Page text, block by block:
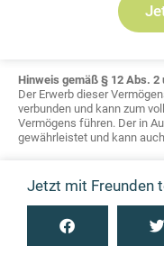
Hinweis gemäß § 12 Abs. 2
Der Erwerb dieser
verbunden und kann zum
Vermögens führen. Der in
gewährleistet und kann
Jetzt mit Freunden